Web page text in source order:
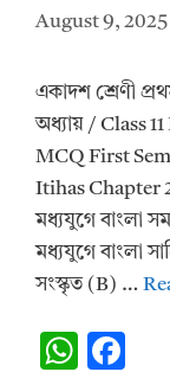
August 9, 2025
একাদশ শ্রেণী
অধ্যায় / Class
MCQ First
Itihas Chapter
মধ্যযুগে বাংলা
মধ্যযুগে বাংলা
সংস্কৃত (B) …
W